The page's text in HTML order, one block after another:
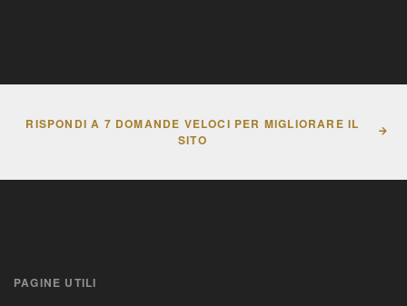
RISPONDI A 7 DOMANDE VELOCI PER MIGLIORARE IL
SITO
PAGINE UTILI